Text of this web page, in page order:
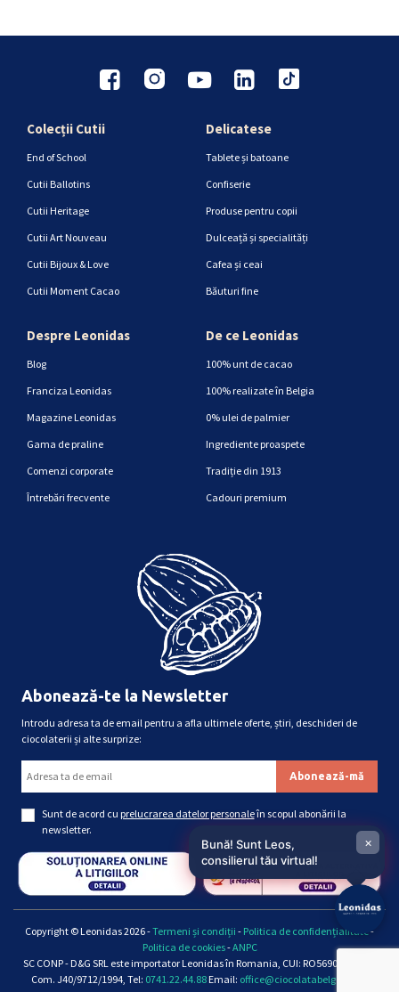
Colecții Cutii
End of School
Cutii Ballotins
Cutii Heritage
Cutii Art Nouveau
Cutii Bijoux & Love
Cutii Moment Cacao
Delicatese
Tablete și batoane
Confiserie
Produse pentru copii
Dulceață și specialități
Cafea și ceai
Băuturi fine
Despre Leonidas
Blog
Franciza Leonidas
Magazine Leonidas
Gama de praline
Comenzi corporate
Întrebări frecvente
De ce Leonidas
100% unt de cacao
100% realizate în Belgia
0% ulei de palmier
Ingrediente proaspete
Tradiție din 1913
Cadouri premium
Abonează-te la Newsletter
Introdu adresa ta de email pentru a afla ultimele oferte, știri, deschideri de
ciocolaterii și alte surprize:
Sunt de acord cu prelucrarea datelor personaleîn scopul abonării la
newsletter.
Copyright © Leonidas 2026 -Termeni și condiții - Politica de confidențialitate -
Politica de cookies-ANPC
SC CONP - D&G SRL este importator Leonidas în Romania, CUI: RO5690661, Reg.
Com. J40/9712/1994, Tel: 0741.22.44.88Email: office@ciocolatabelgiana.ro
Bună! Sunt Leos,
consilierul tău virtual!
×